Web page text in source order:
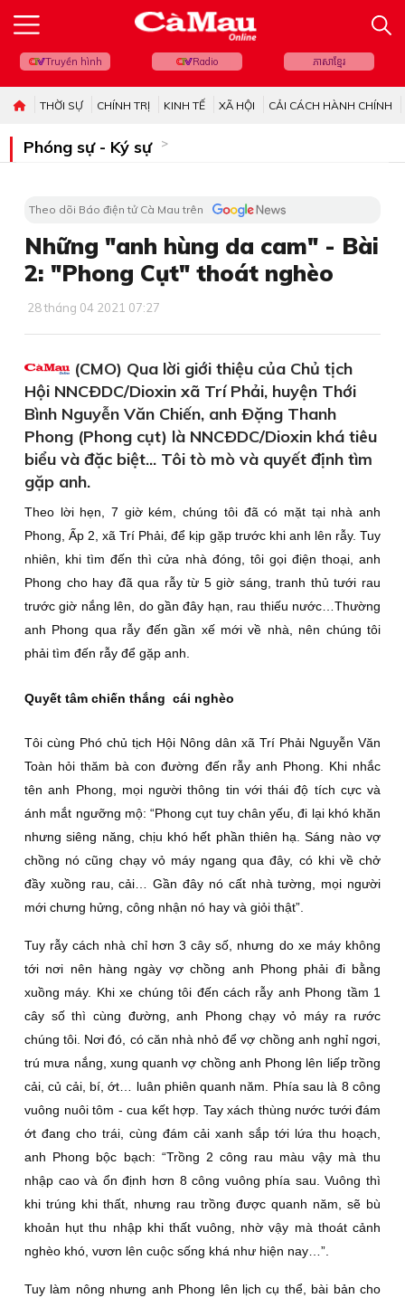
Truyền hình Radio ភាសាខ្មែរ
THỜI SỰ CHÍNH TRỊ KINH TẾ XÃ HỘI CẢI CÁCH HÀNH CHÍNH
Phóng sự - Ký sự
Theo dõi Báo điện tử Cà Mau trên
Những "anh hùng da cam" - Bài
2: "Phong Cụt" thoát nghèo
28 tháng 04 2021 07:27
(CMO) Qua lời giới thiệu của Chủ tịch
Hội NNCÐDC/Dioxin xã Trí Phải, huyện Thới
Bình Nguyễn Văn Chiến, anh Ðặng Thanh
Phong (Phong cụt) là NNCÐDC/Dioxin khá tiêu
biểu và đặc biệt... Tôi tò mò và quyết định tìm
gặp anh.
Theo lời hẹn, 7 giờ kém, chúng tôi đã có mặt tại nhà anh
Phong, Ấp 2, xã Trí Phải, để kịp gặp trước khi anh lên rẫy. Tuy
nhiên, khi tìm đến thì cửa nhà đóng, tôi gọi điện thoại, anh
Phong cho hay đã qua rẫy từ 5 giờ sáng, tranh thủ tưới rau
trước giờ nắng lên, do gần đây hạn, rau thiếu nước…Thường
anh Phong qua rẫy đến gần xế mới về nhà, nên chúng tôi
phải tìm đến rẫy để gặp anh.
Quyết tâm chiến thắng cái nghèo
Tôi cùng Phó chủ tịch Hội Nông dân xã Trí Phải Nguyễn Văn
Toàn hỏi thăm bà con đường đến rẫy anh Phong. Khi nhắc
tên anh Phong, mọi người thông tin với thái độ tích cực và
ánh mắt ngưỡng mộ: “Phong cụt tuy chân yếu, đi lại khó khăn
nhưng siêng năng, chịu khó hết phần thiên hạ. Sáng nào vợ
chồng nó cũng chạy vỏ máy ngang qua đây, có khi về chở
đầy xuồng rau, cải… Gần đây nó cất nhà tường, mọi người
mới chưng hửng, công nhận nó hay và giỏi thật”.
Tuy rẫy cách nhà chỉ hơn 3 cây số, nhưng do xe máy không
tới nơi nên hàng ngày vợ chồng anh Phong phải đi bằng
xuồng máy. Khi xe chúng tôi đến cách rẫy anh Phong tầm 1
cây số thì cùng đường, anh Phong chạy vỏ máy ra rước
chúng tôi. Nơi đó, có căn nhà nhỏ để vợ chồng anh nghỉ ngơi,
trú mưa nắng, xung quanh vợ chồng anh Phong lên liếp trồng
cải, củ cải, bí, ớt… luân phiên quanh năm. Phía sau là 8 công
vuông nuôi tôm - cua kết hợp. Tay xách thùng nước tưới đám
ớt đang cho trái, cùng đám cải xanh sắp tới lứa thu hoạch,
anh Phong bộc bạch: “Trồng 2 công rau màu vậy mà thu
nhập cao và ổn định hơn 8 công vuông phía sau. Vuông thì
khi trúng khi thất, nhưng rau trồng được quanh năm, sẽ bù
khoản hụt thu nhập khi thất vuông, nhờ vậy mà thoát cảnh
nghèo khó, vươn lên cuộc sống khá như hiện nay…”.
Tuy làm nông nhưng anh Phong lên lịch cụ thể, bài bản cho